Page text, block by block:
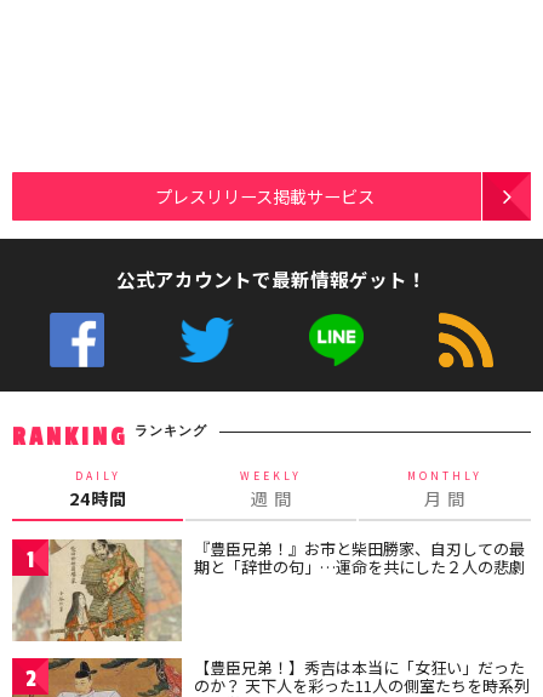
プレスリリース掲載サービス
公式アカウントで最新情報ゲット！
RANKING ランキング
DAILY
24時間
WEEKLY
週 間
MONTHLY
月 間
1 『豊臣兄弟！』お市と柴田勝家、自刃しての最
期と「辞世の句」…運命を共にした２人の悲劇
2 【豊臣兄弟！】秀吉は本当に「女狂い」だった
のか？ 天下人を彩った11人の側室たちを時系列